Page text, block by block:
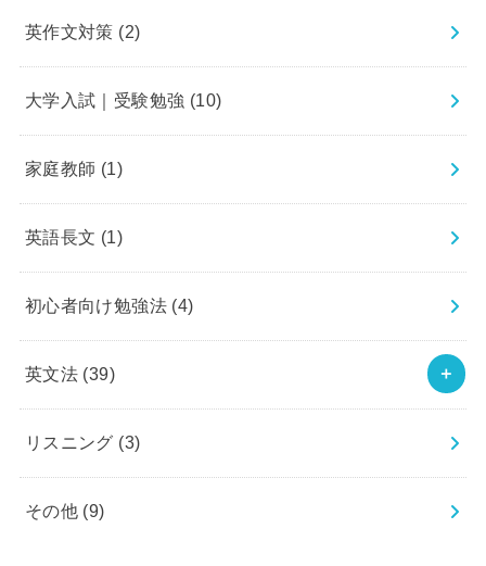
英作文対策 (2)
大学入試｜受験勉強 (10)
家庭教師 (1)
英語長文 (1)
初心者向け勉強法 (4)
英文法 (39)
リスニング (3)
その他 (9)